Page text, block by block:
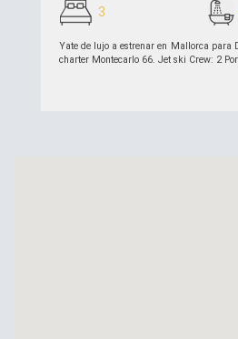
3
Yate de lujo a estrenar en Mallorca para
charter Montecarlo 66. Jet ski Crew: 2